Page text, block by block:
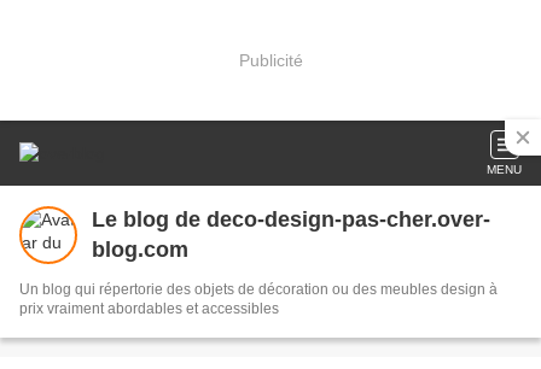
Publicité
MENU
Le blog de deco-design-pas-cher.over-
blog.com
Un blog qui répertorie des objets de décoration ou des meubles design à
prix vraiment abordables et accessibles